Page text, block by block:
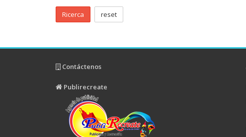
Ricerca reset
Contáctenos
Publirecreate